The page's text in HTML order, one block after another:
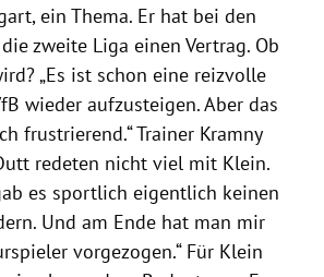
, ein Thema. Er hat bei den
zweite Liga einen Vertrag. Ob
„Es ist schon eine reizvolle
wieder aufzusteigen. Aber das
frustrierend.“ Trainer Kramny
redeten nicht viel mit Klein.
es sportlich eigentlich keinen
Und am Ende hat man mir
vorgezogen.“ Für Klein